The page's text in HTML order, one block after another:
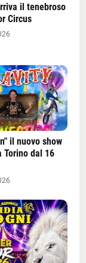
il tenebroso
Circus
il nuovo show
Torino dal 16